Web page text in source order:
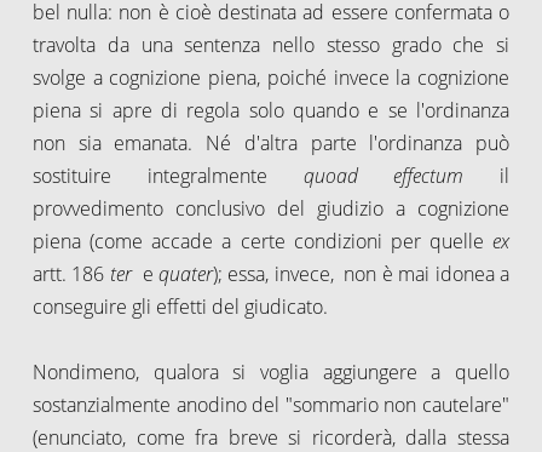
bel nulla: non è cioè destinata ad essere confermata o
travolta da una sentenza nello stesso grado che si
svolge a cognizione piena, poiché invece la cognizione
piena si apre di regola solo quando e se l'ordinanza
non sia emanata. Né d'altra parte l'ordinanza può
sostituire integralmente quoad effectum il
provvedimento conclusivo del giudizio a cognizione
piena (come accade a certe condizioni per quelle ex
artt. 186 ter e quater); essa, invece, non è mai idonea a
conseguire gli effetti del giudicato.
Nondimeno, qualora si voglia aggiungere a quello
sostanzialmente anodino del "sommario non cautelare"
(enunciato, come fra breve si ricorderà, dalla stessa